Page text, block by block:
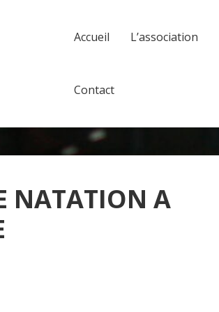
Accueil L’association
Contact
NATATION A